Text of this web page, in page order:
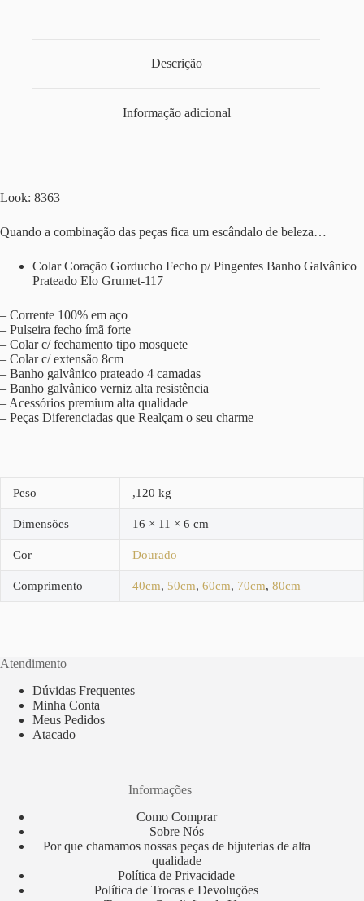
Descrição
Informação adicional
Look: 8363
Quando a combinação das peças fica um escândalo de beleza…
Colar Coração Gorducho Fecho p/ Pingentes Banho Galvânico
Prateado Elo Grumet-117
– Corrente 100% em aço
– Pulseira fecho ímã forte
– Colar c/ fechamento tipo mosquete
– Colar c/ extensão 8cm
– Banho galvânico prateado 4 camadas
– Banho galvânico verniz alta resistência
– Acessórios premium alta qualidade
– Peças Diferenciadas que Realçam o seu charme
Peso ,120 kg
Dimensões 16 × 11 × 6 cm
Cor Dourado
Comprimento 40cm, 50cm, 60cm, 70cm, 80cm
Atendimento
Dúvidas Frequentes
Minha Conta
Meus Pedidos
Atacado
Informações
Como Comprar
Sobre Nós
Por que chamamos nossas peças de bijuterias de alta
qualidade
Política de Privacidade
Política de Trocas e Devoluções